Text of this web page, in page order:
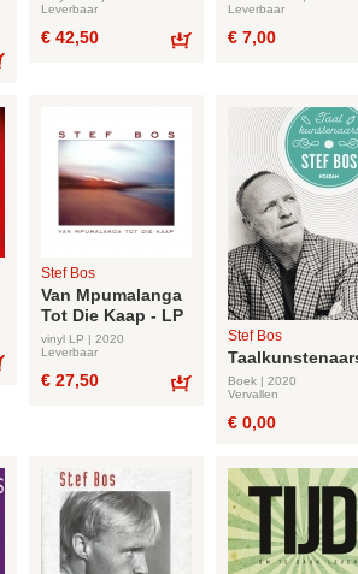
Leverbaar
€ 42,50
Leverbaar
€ 7,00
Stef Bos
Van Mpumalanga
Tot Die Kaap - LP
vinyl LP | 2020
Leverbaar
€ 27,50
Stef Bos
Boek | 2020
Vervallen
€ 0,00